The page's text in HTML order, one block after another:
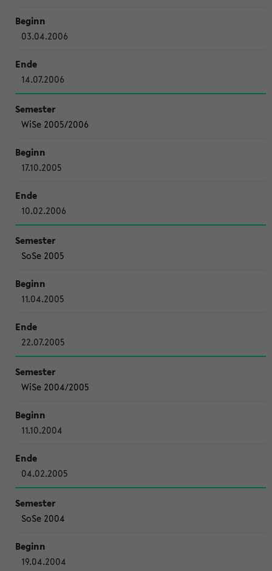
03.04.2006
14.07.2006
WiSe 2005/2006
17.10.2005
10.02.2006
SoSe 2005
11.04.2005
22.07.2005
WiSe 2004/2005
11.10.2004
04.02.2005
SoSe 2004
19.04.2004